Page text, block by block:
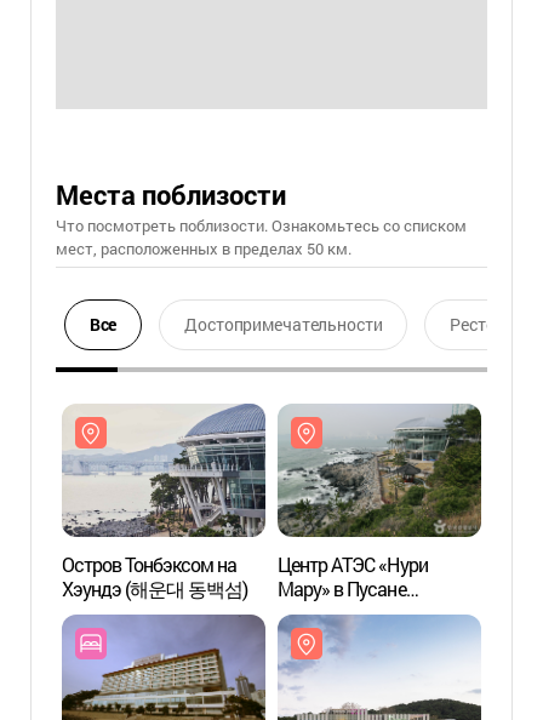
Места поблизости
Что посмотреть поблизости. Ознакомьтесь со списком
мест, расположенных в пределах 50 км.
Все Достопримечательности Ресторан
Остров Тонбэксом на
Хэундэ (해운대 동백섬)
Центр АТЭС «Нури
Мару» в Пусане
(누리마루 APEC하우스)